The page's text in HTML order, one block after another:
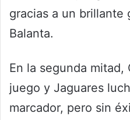
gracias a un brillante
Balanta.
En la segunda
juego y Jaguares
marcador, pero sin